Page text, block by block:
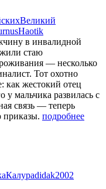
Великий
Haotik
в инвалидной
стаю
— несколько
Тот охотно
как жестокий отец
у мальчика развилась с
связь — теперь
приказы. подробнее
Калураdidak2002